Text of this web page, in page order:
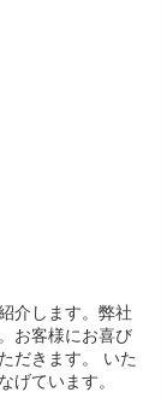
介します。弊社
お客様にお喜び
だきます。 いた
げています。